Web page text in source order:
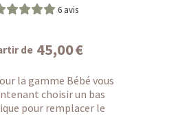
6 avis
de 45,00€
la gamme Bébé vous
choisir un bas
pour remplacer le